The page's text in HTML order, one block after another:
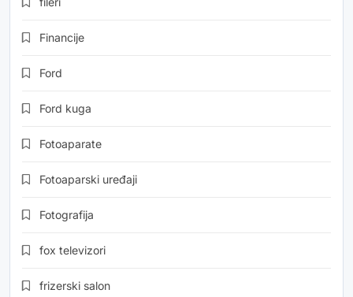
Financije
Ford
Ford kuga
Fotoaparate
Fotoaparski uređaji
Fotografija
fox televizori
frizerski salon